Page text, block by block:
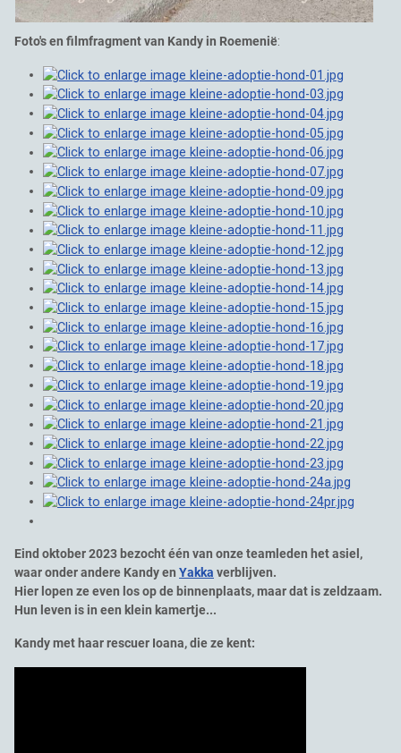
Foto's en filmfragment van Kandy in Roemenië:
Eind oktober 2023 bezocht één van onze teamleden het asiel,
waar onder andere Kandy en Yakka verblijven.
Hier lopen ze even los op de binnenplaats, maar dat is zeldzaam.
Hun leven is in een klein kamertje...
Kandy met haar rescuer Ioana, die ze kent: